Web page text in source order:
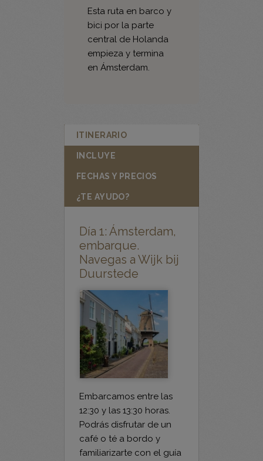
gran belleza.
Esta ruta en barco y
bici por la parte
central de Holanda
empieza y termina
ITINERARIO
INCLUYE
FECHAS Y PRECIOS
Día 1: Ámsterdam,
embarque.
Navegas a Wijk bij
Duurstede
Embarcamos entre las
12:30 y las 13:30 horas.
Podrás disfrutar de un
café o té a bordo y